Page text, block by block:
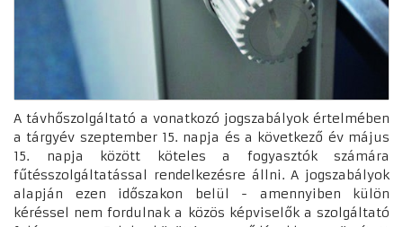
A távhőszolgáltató a vonatkozó jogszabályok értelmében
a tárgyév szeptember 15. napja és a következő év május
15. napja között köteles a fogyasztók számára
fűtésszolgáltatással rendelkezésre állni. A jogszabályok
alapján ezen időszakon belül - amennyiben külön
kéréssel nem fordulnak a közös képviselők a szolgáltató